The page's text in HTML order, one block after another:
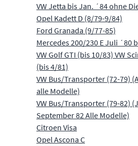
VW Jetta bis Jan. ´84 ohne
Opel Kadett D (8/79-9/84)
Ford Granada (9/77-85)
Mercedes 200/230 E Juli ´80
VW Golf GTI (bis 10/83) VW
(bis 4/81)
VW Bus/Transporter (72-79)
alle Modelle)
VW Bus/Transporter (79-82)
September 82 Alle Modelle)
Citroen Visa
Opel Ascona C